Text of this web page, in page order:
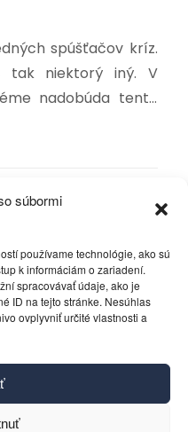
súbormi
používame technológie, ako sú
k informáciám o zariadení.
spracovávať údaje, ako je
ID na tejto stránke. Nesúhlas
ovplyvniť určité vlastnosti a
spúšťačov kríz.
tak niektorý iný. V
nadobúda tento
Skutočnou príčinou
ktoré boli
prostredie.
rýchlejšie, inokedy
[…]